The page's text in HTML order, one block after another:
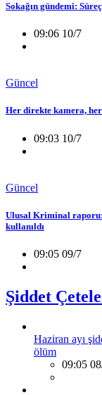
Sokağın gündemi: Süreç
09:06 10/7
Güncel
Her direkte kamera,
09:03 10/7
Güncel
Ulusal Kriminal
kullanıldı
09:05 09/7
Şiddet
Haziran ayı
ölüm
09:05